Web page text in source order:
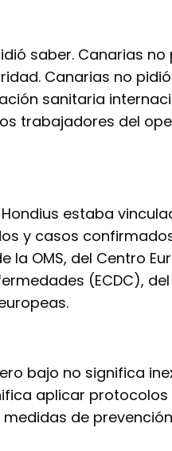
saber. Canarias
Canarias no
sanitaria
trabajadores del
estaba
y casos
la OMS, del Centro
(ECDC),
bajo no significa
aplicar
de